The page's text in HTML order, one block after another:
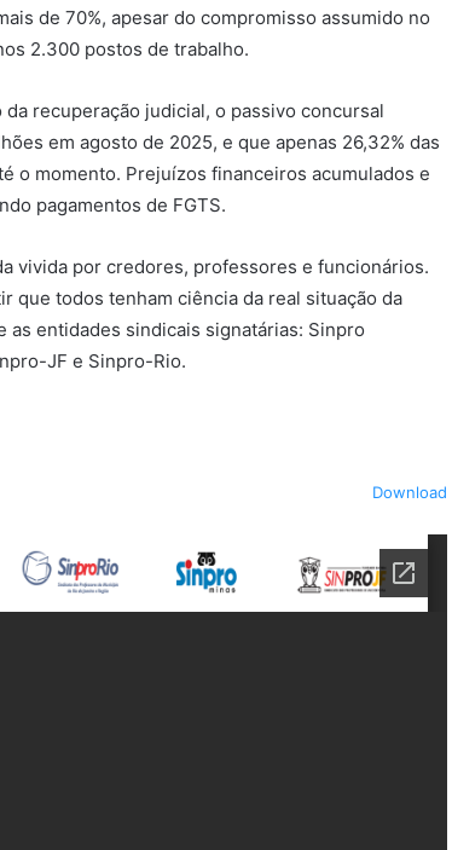
de 70%, apesar do compromisso assumido no
2.300 postos de trabalho.
recuperação judicial, o passivo concursal
em agosto de 2025, e que apenas 26,32% das
o momento. Prejuízos financeiros acumulados e
pagamentos de FGTS.
vivida por credores, professores e funcionários.
que todos tenham ciência da real situação da
as entidades sindicais signatárias: Sinpro
JF e Sinpro-Rio.
Download